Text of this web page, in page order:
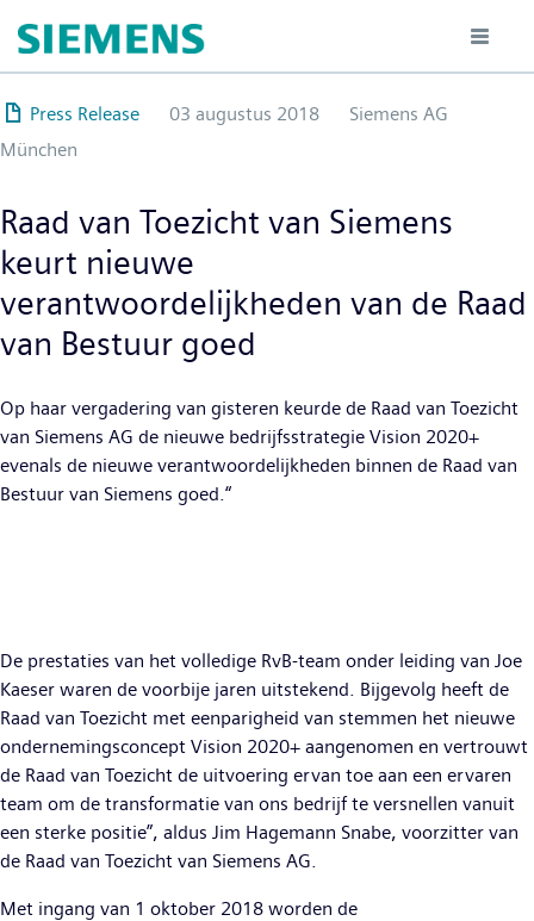
en
naar
de
inhoud
gaan
Press Release 03 augustus 2018
Siemens AG
München
Raad van Toezicht van Siemens
keurt nieuwe
verantwoordelijkheden van de Raad
van Bestuur goed
Op haar vergadering van gisteren keurde de Raad van Toezicht
van Siemens AG de nieuwe bedrijfsstrategie Vision 2020+
evenals de nieuwe verantwoordelijkheden binnen de Raad van
Bestuur van Siemens goed.“
De prestaties van het volledige RvB-team onder leiding van Joe
Kaeser waren de voorbije jaren uitstekend. Bijgevolg heeft de
Raad van Toezicht met eenparigheid van stemmen het nieuwe
ondernemingsconcept Vision 2020+ aangenomen en vertrouwt
de Raad van Toezicht de uitvoering ervan toe aan een ervaren
team om de transformatie van ons bedrijf te versnellen vanuit
een sterke positie”, aldus Jim Hagemann Snabe, voorzitter van
de Raad van Toezicht van Siemens AG.
Met ingang van 1 oktober 2018 worden de